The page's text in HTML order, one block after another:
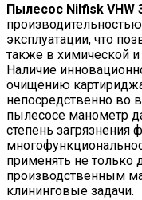
Пылесос Nilfisk VHW
эксплуатации, что
также в химической
Наличие
очищению
непосредственно во
пылесосе манометр
степень загрязнения
применять не только
производственным
клининговые задачи.